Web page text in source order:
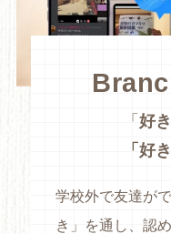
「好
「好
学校外で友達が
き」を通し、認